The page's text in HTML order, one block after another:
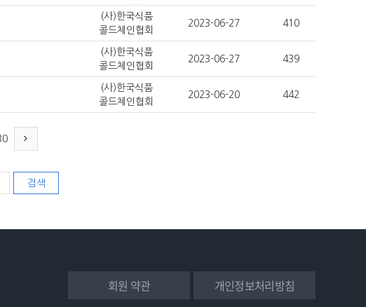
(사)한국식품
콜드체인협회
2023-06-27 410
(사)한국식품
콜드체인협회
2023-06-27 439
(사)한국식품
콜드체인협회
2023-06-20 442
검색
회원 약관 개인정보처리방침